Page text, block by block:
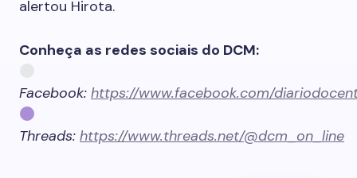
alertou Hirota.
Conheça as redes sociais do DCM:
Facebook: https://www.facebook.com/
Threads: https://www.threads.net/@dcm_on_line